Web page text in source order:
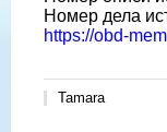
Номер дела
https://obd-
Tamara